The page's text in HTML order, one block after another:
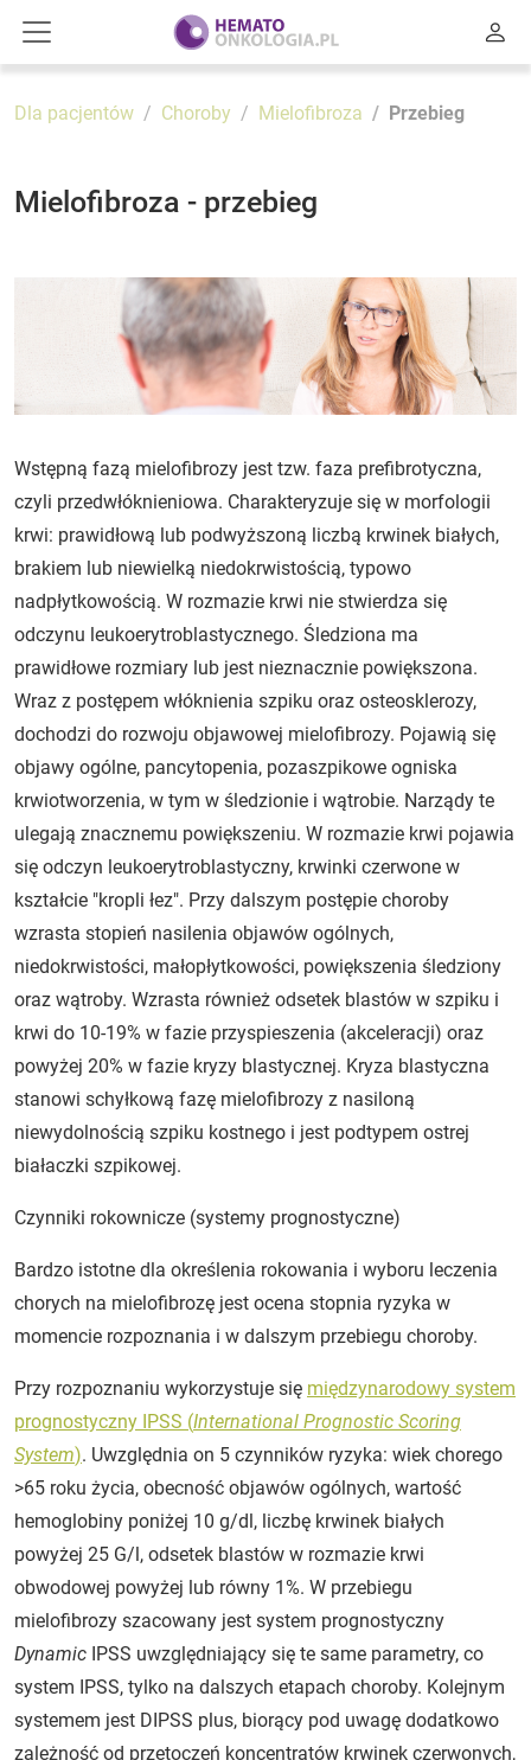
Dla pacjentów Choroby Mielofibroza Przebieg
Mielofibroza - przebieg
Wstępną fazą mielofibrozy jest tzw. faza prefibrotyczna,
czyli przedwłóknieniowa. Charakteryzuje się w morfologii
krwi: prawidłową lub podwyższoną liczbą krwinek białych,
brakiem lub niewielką niedokrwistością, typowo
nadpłytkowością. W rozmazie krwi nie stwierdza się
odczynu leukoerytroblastycznego. Śledziona ma
prawidłowe rozmiary lub jest nieznacznie powiększona.
Wraz z postępem włóknienia szpiku oraz osteosklerozy,
dochodzi do rozwoju objawowej mielofibrozy. Pojawią się
objawy ogólne, pancytopenia, pozaszpikowe ogniska
krwiotworzenia, w tym w śledzionie i wątrobie. Narządy te
ulegają znacznemu powiększeniu. W rozmazie krwi pojawia
się odczyn leukoerytroblastyczny, krwinki czerwone w
kształcie "kropli łez". Przy dalszym postępie choroby
wzrasta stopień nasilenia objawów ogólnych,
niedokrwistości, małopłytkowości, powiększenia śledziony
oraz wątroby. Wzrasta również odsetek blastów w szpiku i
krwi do 10-19% w fazie przyspieszenia (akceleracji) oraz
powyżej 20% w fazie kryzy blastycznej. Kryza blastyczna
stanowi schyłkową fazę mielofibrozy z nasiloną
niewydolnością szpiku kostnego i jest podtypem ostrej
białaczki szpikowej.
Czynniki rokownicze (systemy prognostyczne)
Bardzo istotne dla określenia rokowania i wyboru leczenia
chorych na mielofibrozę jest ocena stopnia ryzyka w
momencie rozpoznania i w dalszym przebiegu choroby.
Przy rozpoznaniu wykorzystuje się międzynarodowy system
prognostyczny IPSS (International Prognostic Scoring
System). Uwzględnia on 5 czynników ryzyka: wiek chorego
>65 roku życia, obecność objawów ogólnych, wartość
hemoglobiny poniżej 10 g/dl, liczbę krwinek białych
powyżej 25 G/l, odsetek blastów w rozmazie krwi
obwodowej powyżej lub równy 1%. W przebiegu
mielofibrozy szacowany jest system prognostyczny
Dynamic IPSS uwzględniający się te same parametry, co
system IPSS, tylko na dalszych etapach choroby. Kolejnym
systemem jest DIPSS plus, biorący pod uwagę dodatkowo
zależność od przetoczeń koncentratów krwinek czerwonych,